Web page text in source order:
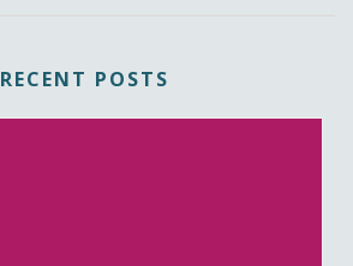
RECENT POSTS